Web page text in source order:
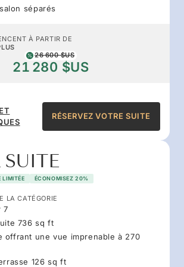
séparés
À PARTIR DE
26 600 $US
21 280 $US
RÉSERVEZ VOTRE SUITE
SUITE
LIMITÉE ÉCONOMISEZ 20%
LA CATÉGORIE
7
736 sq ft
offrant une vue imprenable à 270
126 sq ft